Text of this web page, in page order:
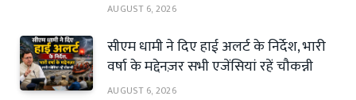
AUGUST 6, 2026
सीएम धामी ने दिए हाई अलर्ट के निर्देश, भारी
वर्षा के मद्देनज़र सभी एजेंसियां रहें चौकन्नी
AUGUST 6, 2026